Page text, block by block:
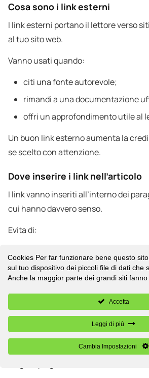
Cosa sono i link esterni
I link esterni portano il lettore verso
al tuo sito web.
Vanno usati quando:
citi una fonte autorevole;
rimandi a una documentazione
offri un approfondimento utile al
Un buon link esterno aumenta la
se scelto con attenzione.
Dove inserire i link nell’articolo
I link vanno inseriti all’interno dei
cui hanno davvero senso.
Evita di:
inserire link senza spiegare
Come scrivere il testo del link
Il testo cliccabile del link deve essere
Evita frasi generiche come “clicca qui”
Cookies Per far funzionare bene questo
sul tuo dispositivo dei piccoli file di dati che
Anche la maggior parte dei grandi siti fanno
Accetta
Leggi di più
Cambia Impostazioni